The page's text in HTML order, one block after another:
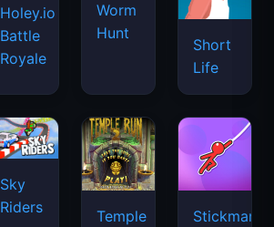
Holey.io
Battle
Royale
Worm
Hunt
Short
Life
Sky
Riders
Temple
Stickman